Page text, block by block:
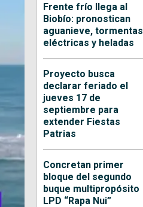
Frente frío llega al
Biobío: pronostican
aguanieve, tormentas
eléctricas y heladas
Proyecto busca
declarar feriado el
jueves 17 de
septiembre para
extender Fiestas
Patrias
Concretan primer
bloque del segundo
buque multipropósito
LPD “Rapa Nui”